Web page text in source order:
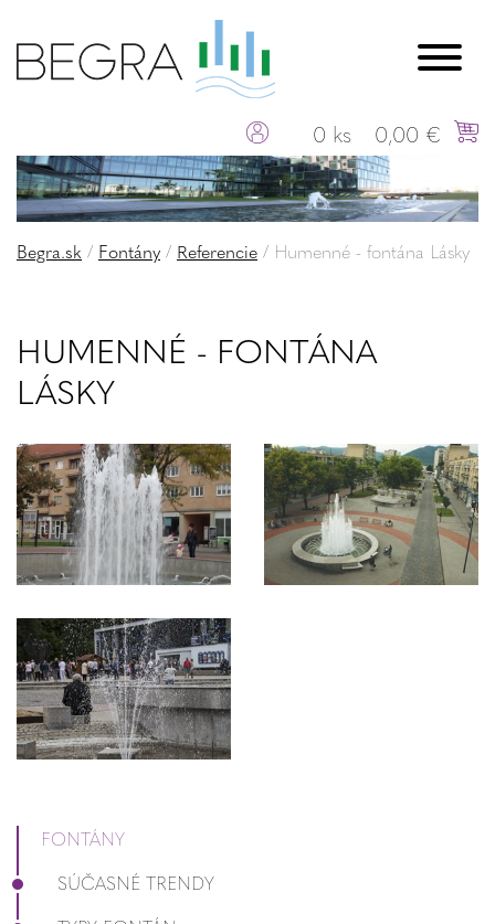
0 ks 0,00 €
Begra.sk / Fontány / Referencie / Humenné - fontána Lásky
HUMENNÉ - FONTÁNA
LÁSKY
FONTÁNY
SÚČASNÉ TRENDY